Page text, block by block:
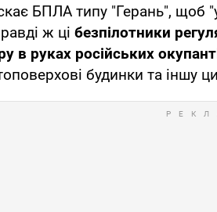
БПЛА типу "Герань", щоб
ж ці безпілотники
в руках російських
будинки та іншу